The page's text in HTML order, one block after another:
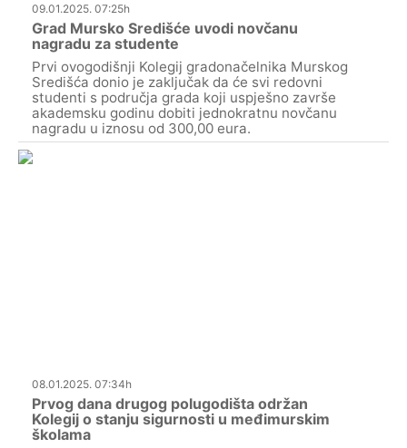
09.01.2025. 07:25h
Grad Mursko Središće uvodi novčanu
nagradu za studente
Prvi ovogodišnji Kolegij gradonačelnika Murskog
Središća donio je zaključak da će svi redovni
studenti s područja grada koji uspješno završe
akademsku godinu dobiti jednokratnu novčanu
nagradu u iznosu od 300,00 eura.
08.01.2025. 07:34h
Prvog dana drugog polugodišta održan
Kolegij o stanju sigurnosti u međimurskim
školama